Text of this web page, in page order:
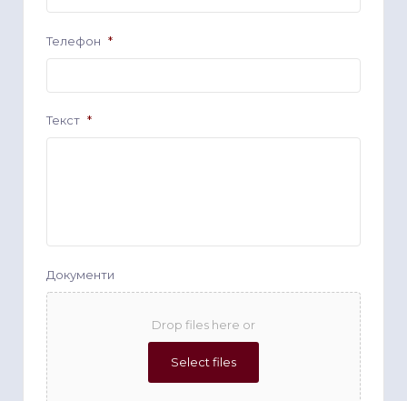
Телефон *
Текст *
Документи
Drop files here or
Select files